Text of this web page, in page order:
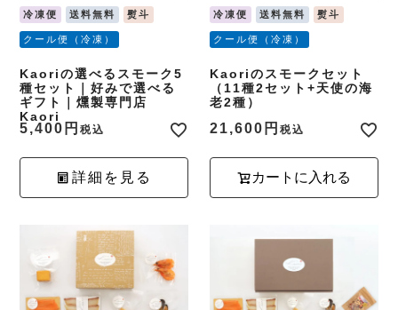
冷凍便 送料無料 熨斗
クール便（冷凍）
Kaoriの選べるスモーク5
種セット｜好みで選べる
ギフト｜燻製専門店
Kaori
5,400 税込
詳細を見る
冷凍便 送料無料 熨斗
クール便（冷凍）
Kaoriのスモークセット
（11種2セット+天使の海
老2種）
21,600 税込
カートに入れる